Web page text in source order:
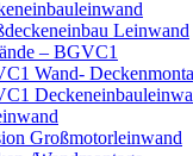
Leinwand
– BGVC1
Wand-
Großmotorleinwand